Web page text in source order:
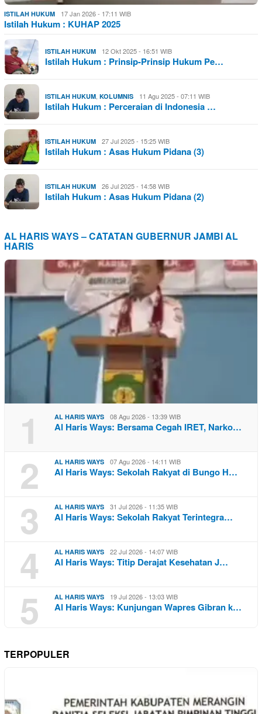
ISTILAH HUKUM 17 Jan 2026 - 17:11 WIB
Istilah Hukum : KUHAP 2025
ISTILAH HUKUM 12 Okt 2025 - 16:51 WIB
Istilah Hukum : Prinsip-Prinsip Hukum Pe…
ISTILAH HUKUM KOLUMNIS 11 Agu 2025 - 07:11 WIB
Istilah Hukum : Perceraian di Indonesia …
ISTILAH HUKUM 27 Jul 2025 - 15:25 WIB
Istilah Hukum : Asas Hukum Pidana (3)
ISTILAH HUKUM 26 Jul 2025 - 14:58 WIB
Istilah Hukum : Asas Hukum Pidana (2)
AL HARIS WAYS – CATATAN GUBERNUR JAMBI AL
HARIS
1 AL HARIS WAYS 08 Agu 2026 - 13:39 WIB
Al Haris Ways: Bersama Cegah IRET, Narko…
2 AL HARIS WAYS 07 Agu 2026 - 14:11 WIB
Al Haris Ways: Sekolah Rakyat di Bungo H…
3 AL HARIS WAYS 31 Jul 2026 - 11:35 WIB
Al Haris Ways: Sekolah Rakyat Terintegra…
4 AL HARIS WAYS 22 Jul 2026 - 14:07 WIB
Al Haris Ways: Titip Derajat Kesehatan J…
5 AL HARIS WAYS 19 Jul 2026 - 13:03 WIB
Al Haris Ways: Kunjungan Wapres Gibran k…
TERPOPULER